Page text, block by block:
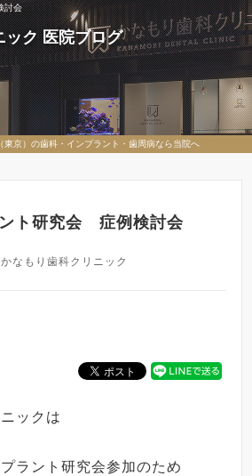
討会
ック 医院ブログ
東京）の歯科・インプラント・歯周病なら当院へ
ト研究会 症例検討会
なもり歯科クリニック
ックは
ラント研究会参加のため